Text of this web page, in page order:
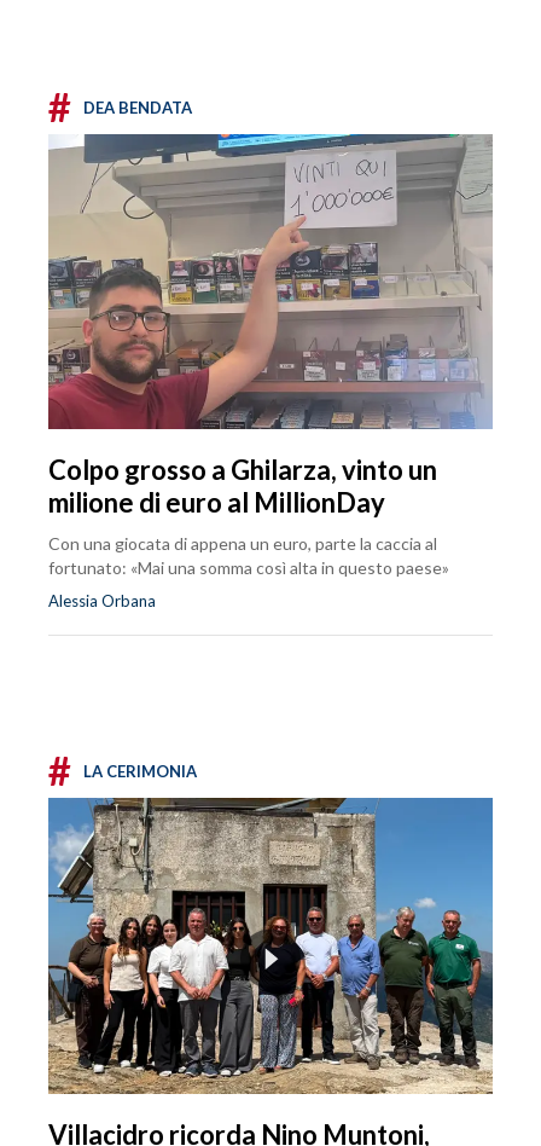
# DEA BENDATA
Colpo grosso a Ghilarza, vinto un
milione di euro al MillionDay
Con una giocata di appena un euro, parte la caccia al
fortunato: «Mai una somma così alta in questo paese»
Alessia Orbana
# LA CERIMONIA
Villacidro ricorda Nino Muntoni,